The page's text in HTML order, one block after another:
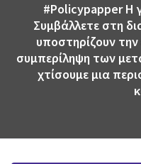
#Policypapper Η
Συμβάλλετε στη
υποστηρίζουν την
συμπερίληψη των
χτίσουμε μια